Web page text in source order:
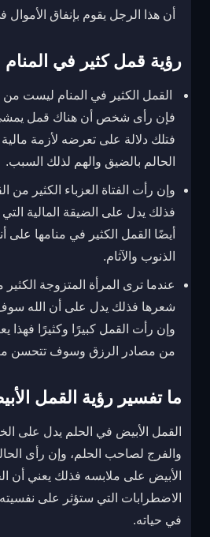
أن هذا الرجل يقوم بإنفاق
رؤية قمل كثير في المنام
القمل الكثير في المنام ليست من
فإن رأى شخص أن هناك قمل
فتلك دلالة على تعرضه لأزمة
الحالم بالضيق والهم لذلك السبب.
وإن رأت الفتاة العزباء الكثير من
فذلك يدل على الضيقة المالية
أيضًا القمل الكثير في منامها على
الذنوب والآثام.
عندما ترى المرأة المتزوجة
شعرها فذلك يدل على أن الله سوف
وإن رأت القمل كبيرًا وكثيرًا فهذا
من مصادر الرزق وسوف تتحسن
ما تفسير رؤية القمل
القمل الأبيض في الحلم يدل على
والفرج لصاحب الحلم، وإن رأى
الأبيض على ملابسه فذلك يعني أن
الاضطرابات التي ستؤثر على
في حياته.